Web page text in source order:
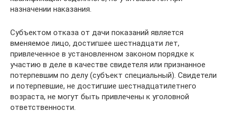
назначении наказания.
Субъектом отказа от дачи показаний является
вменяемое лицо, достигшее шестнадцати лет,
привлеченное в установленном законом порядке к
участию в деле в качестве свидетеля или признанное
потерпевшим по делу (субъект специальный). Свидетели
и потерпевшие, не достигшие шестнадцатилетнего
возраста, не могут быть привлечены к уголовной
ответственности.